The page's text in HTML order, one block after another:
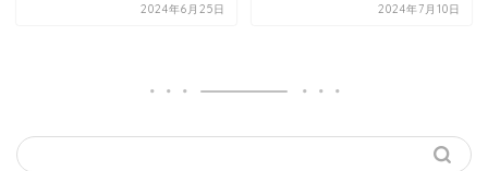
2024年6月25日 2024年7月10日